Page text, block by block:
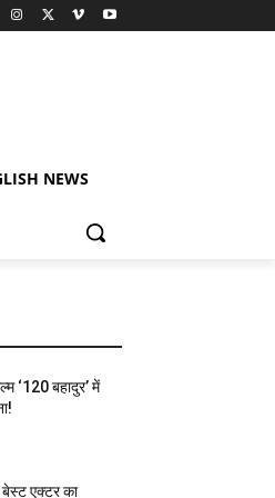
NEWS
‘120 बहादुर’ में
बेस्ट एक्टर का